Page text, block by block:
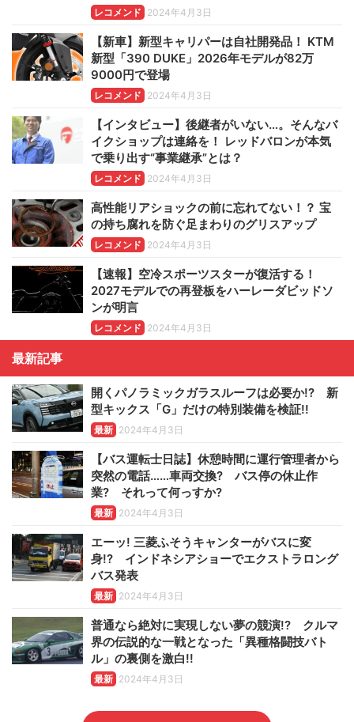
レコメンド 2024年4月3日
【新車】新型キャリパーは自社開発品！ KTM
新型「390 DUKE」2026年モデルが82万
9000円で登場
レコメンド 2024年4月3日
【インタビュー】後継者がいない…。そんなバ
イクショップは連絡を！ レッドバロンが本気
で乗り出す“事業継承”とは？
レコメンド 2024年4月3日
高性能リアショックの前に忘れてない！？ 宝
の持ち腐れを防ぐ足まわりのグリスアップ
レコメンド 2024年4月3日
【速報】空冷スポーツスターが復活する！
2027モデルでの再登板をハーレーダビッドソ
ンが明言
レコメンド 2024年4月3日
最新記事
開くパノラミックガラスルーフは必要か!? 新
型キックス「G」だけの特別装備を検証!!
最新 2024年4月3日
【バス運転士日誌】休憩時間に運行管理者から
突然の電話……車両交換? バス停の休止作
業? それって何っすか?
最新 2024年4月3日
エーッ! 三菱ふそうキャンターがバスに変
身!? インドネシアショーでエクストラロング
バス発表
最新 2024年4月3日
普通なら絶対に実現しない夢の競演!? クルマ
界の伝説的な一戦となった「異種格闘技バト
ル」の裏側を激白!!
最新 2024年4月3日